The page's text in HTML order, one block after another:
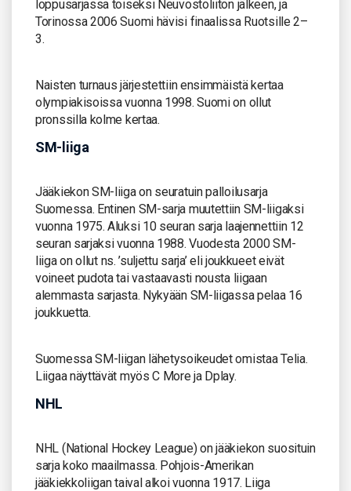
loppusarjassa toiseksi Neuvostoliiton jälkeen, ja
Torinossa 2006 Suomi hävisi finaalissa Ruotsille 2–
3.
Naisten turnaus järjestettiin ensimmäistä kertaa
olympiakisoissa vuonna 1998. Suomi on ollut
pronssilla kolme kertaa.
SM-liiga
Jääkiekon SM-liiga on seuratuin palloilusarja
Suomessa. Entinen SM-sarja muutettiin SM-liigaksi
vuonna 1975. Aluksi 10 seuran sarja laajennettiin 12
seuran sarjaksi vuonna 1988. Vuodesta 2000 SM-
liiga on ollut ns. ’suljettu sarja’ eli joukkueet eivät
voineet pudota tai vastaavasti nousta liigaan
alemmasta sarjasta. Nykyään SM-liigassa pelaa 16
joukkuetta.
Suomessa SM-liigan lähetysoikeudet omistaa Telia.
Liigaa näyttävät myös C More ja Dplay.
NHL
NHL (National Hockey League) on jääkiekon suosituin
sarja koko maailmassa. Pohjois-Amerikan
jääkiekkoliigan taival alkoi vuonna 1917. Liiga